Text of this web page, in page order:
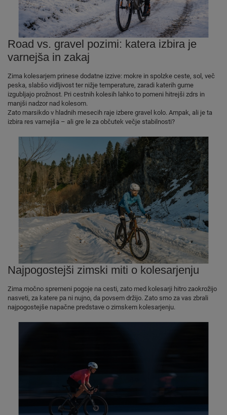
Road vs. gravel pozimi: katera izbira je
varnejša in zakaj
Zima kolesarjem prinese dodatne izzive: mokre in spolzke ceste, sol, več
peska, slabšo vidljivost ter nižje temperature, zaradi katerih gume
izgubljajo prožnost. Pri cestnih kolesih lahko to pomeni hitrejši zdrs in
manjši nadzor nad kolesom.
Zato marsikdo v hladnih mesecih raje izbere gravel kolo. Ampak, ali je ta
izbira res varnejša – ali gre le za občutek večje stabilnosti?
Najpogostejši zimski miti o kolesarjenju
Zima močno spremeni pogoje na cesti, zato med kolesarji hitro zaokrožijo
nasveti, za katere pa ni nujno, da povsem držijo. Zato smo za vas zbrali
najpogostejše napačne predstave o zimskem kolesarjenju.